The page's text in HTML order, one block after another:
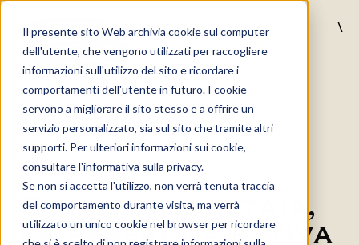
Il presente sito Web archivia cookie sul computer
dell'utente, che vengono utilizzati per raccogliere
informazioni sull'utilizzo del sito e ricordare i
comportamenti dell'utente in futuro. I cookie
servono a migliorare il sito stesso e a offrire un
servizio personalizzato, sia sul sito che tramite altri
supporti. Per ulteriori informazioni sui cookie,
consultare l'informativa sulla privacy.
Se non si accetta l'utilizzo, non verrà tenuta traccia
del comportamento durante visita, ma verrà
utilizzato un unico cookie nel browser per ricordare
MENU
\
08/06/2026
Estate in Acetaia,
la rassegna estiva